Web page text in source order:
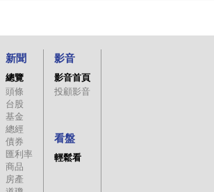
新聞
總覽
頭條
台股
基金
總經
債券
匯利率
商品
房產
影音
影音首頁
投顧影音
看盤
輕鬆看